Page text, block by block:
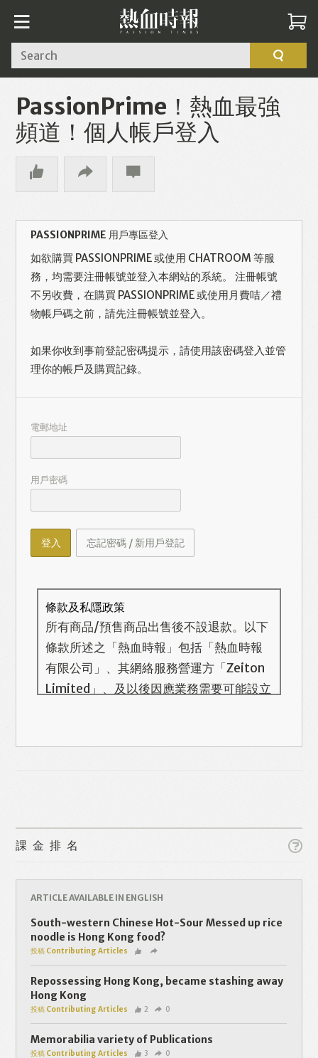
Search
PassionPrime！熱血最強
頻道！個人帳戶登入
PASSIONPRIME 用戶專區登入
如欲購買 PASSIONPRIME 或使用 CHATROOM 等服
務，均需要注冊帳號並登入本網站的系統。 注冊帳號
不另收費，在購買 PASSIONPRIME 或使用月費咭／禮
物帳戶碼之前，請先注冊帳號並登入。
如果你收到事前登記密碼提示，請使用該密碼登入並管
理你的帳戶及購買記錄。
電郵地址
用戶密碼
登入 忘記密碼 / 新用戶登記
條款及私隱政策
所有商品/預售商品出售後不設退款。以下
條款所述之「熱血時報」包括「熱血時報
有限公司」、其網絡服務營運方「Zeiton
Limited」、及以後因應業務需要可能設立
願性質。我們收集的個人資料包括姓名、
保留隨時增減本付費服務內容的權利，包
括但不限於漫畫、節目、小說等欄目及內
將你的個人資料與從商業夥伴或其他公司
取得的資料結合，但不會出租、出售、或
透露你的個人資料予他人或非附屬公司。
個人資料將用於提供更適合你的廣告及網
頁內容、評估與改善我們的服務、聯絡你
或進行不記名的 究調查。所得資料亦只會
用於所述指定用途。除非所作用途為法例
容許或屬法例規定，否則未經你事先同
課金排名
ARTICLE AVAILABLE IN ENGLISH
South-western Chinese Hot-Sour Messed up rice
noodle is Hong Kong food?
投稿 Contributing Articles
Repossessing Hong Kong, became stashing away
Hong Kong
投稿 Contributing Articles 2 0
Memorabilia variety of Publications
投稿 Contributing Articles 3 0